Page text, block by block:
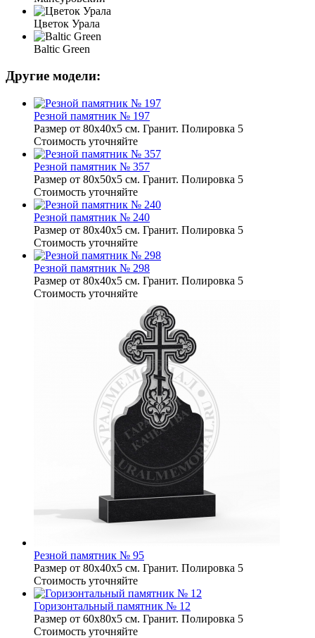
Цветок Урала
Baltic Green
Другие модели:
Резной памятник № 197
Размер от 80х40х5 см. Гранит. Полировка 5
Стоимость уточняйте
Резной памятник № 357
Размер от 80х50х5 см. Гранит. Полировка 5
Стоимость уточняйте
Резной памятник № 240
Размер от 80х40х5 см. Гранит. Полировка 5
Стоимость уточняйте
Резной памятник № 298
Размер от 80х40х5 см. Гранит. Полировка 5
Стоимость уточняйте
Резной памятник № 95
Размер от 80х40х5 см. Гранит. Полировка 5
Стоимость уточняйте
Горизонтальный памятник № 12
Размер от 60х80х5 см. Гранит. Полировка 5
Стоимость уточняйте